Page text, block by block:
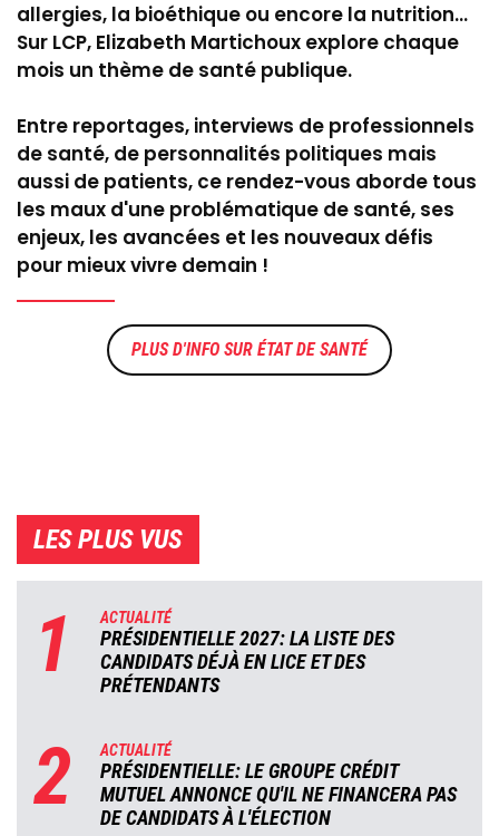
allergies, la bioéthique ou encore la nutrition...
Sur LCP, Elizabeth Martichoux explore chaque
mois un thème de santé publique.
Entre reportages, interviews de professionnels
de santé, de personnalités politiques mais
aussi de patients, ce rendez-vous aborde tous
les maux d'une problématique de santé, ses
enjeux, les avancées et les nouveaux défis
pour mieux vivre demain !
ÉTAT DE SANTÉ
LES PLUS VUS
1 ACTUALITÉ
PRÉSIDENTIELLE 2027: LA LISTE DES
CANDIDATS DÉJÀ EN LICE ET DES
PRÉTENDANTS
2 ACTUALITÉ
PRÉSIDENTIELLE: LE GROUPE CRÉDIT
MUTUEL ANNONCE QU'IL NE FINANCERA PAS
DE CANDIDATS À L'ÉLECTION